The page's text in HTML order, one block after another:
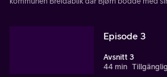
Episode 3
Avsnitt 3
44 min